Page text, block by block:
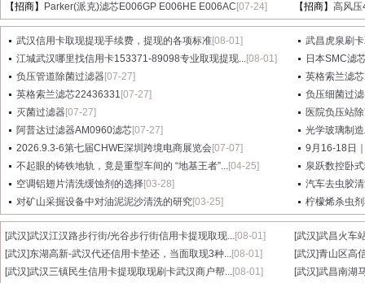
【招商】
Parker(派克)滤芯E006GP E006HE E006AC [07-24] 【招商】 高风压
武汉信用卡取现提现手续费，提现的各项标准[08-01]
武昌虎泉刷
江城武汉哪里找信用卡153371-89098专业取现提现...[08-01]
日本SMC滤
负压管道除菌过滤器[07-27]
英格索兰滤
英格索兰滤芯22436331 [07-27]
负压细菌过
灭菌过滤器[07-27]
医院负压站
阿普达过滤器AM0960滤芯[07-27]
光学玻璃制
2026.9.3-6第七届CHWE深圳跨境电商展览会[07-07]
9月16-18日
不起眼的铸铁地轨，竟是重型车间的 “地基王者”...[04-25]
泉跃数控卧
空调铝翅片清洗缓蚀剂的选择[03-28]
汽车去虫胶
对矿山采掘设备中对油泥泥沙清洗的研究[03-25] 柠檬烯杀虫
[武汉]武汉江汉路步行街/光谷步行街信用卡提现取现...[08-01] [武汉]武昌火车
[武汉]东湖高新-武汉代还信用卡垫还，当面取现3种...[08-01] [武汉]青山区高
[武汉]武汉三镇民生信用卡提现取现刷卡武汉商户帮...[08-01] [武汉]武昌南湖